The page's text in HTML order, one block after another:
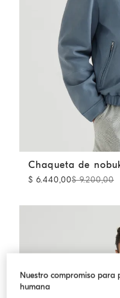
Chaqueta de nobuk
Chaqueta de
$ 6.440,00$ 9.200,00
Nuestro compromiso para
humana